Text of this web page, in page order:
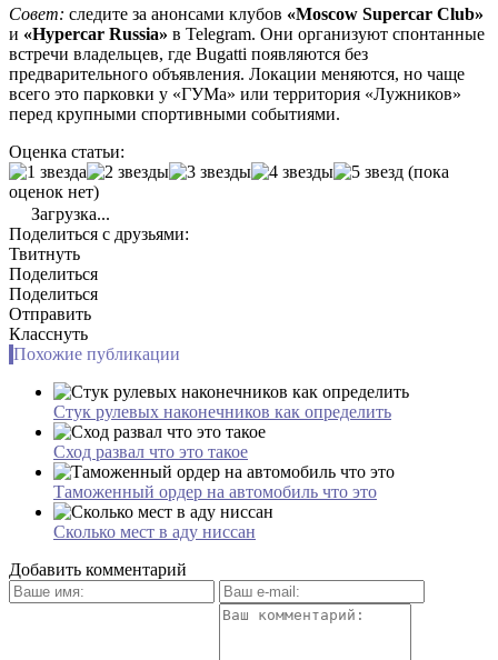
Совет: следите за анонсами клубов «Moscow Supercar Club»
и «Hypercar Russia» в Telegram. Они организуют спонтанные
встречи владельцев, где Bugatti появляются без
предварительного объявления. Локации меняются, но чаще
всего это парковки у «ГУМа» или территория «Лужников»
перед крупными спортивными событиями.
Оценка статьи:
(пока
оценок нет)
Загрузка...
Поделиться с друзьями:
Твитнуть
Поделиться
Поделиться
Отправить
Класснуть
Похожие публикации
Стук рулевых наконечников как определить
Сход развал что это такое
Таможенный ордер на автомобиль что это
Сколько мест в аду ниссан
Добавить комментарий